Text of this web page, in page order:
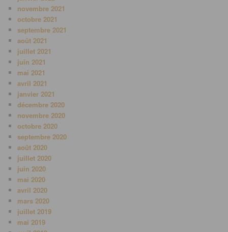
novembre 2021
octobre 2021
septembre 2021
août 2021
juillet 2021
juin 2021
mai 2021
avril 2021
janvier 2021
décembre 2020
novembre 2020
octobre 2020
septembre 2020
août 2020
juillet 2020
juin 2020
mai 2020
avril 2020
mars 2020
juillet 2019
mai 2019